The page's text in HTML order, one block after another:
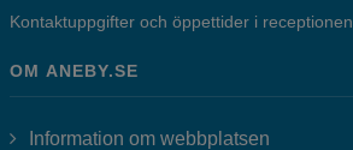
Kontaktuppgifter och öppettider i receptionen
OM ANEBY.SE
Information om webbplatsen